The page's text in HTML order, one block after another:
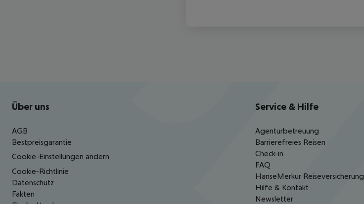
Footer navigation
Über uns
AGB
Bestpreisgarantie
Cookie-Einstellungen ändern
Cookie-Richtlinie
Datenschutz
Fakten
Service & Hilfe
Agenturbetreuung
Barrierefreies Reisen
Check-in
FAQ
HanseMerkur Reiseversicherung
Hilfe & Kontakt
Newsletter